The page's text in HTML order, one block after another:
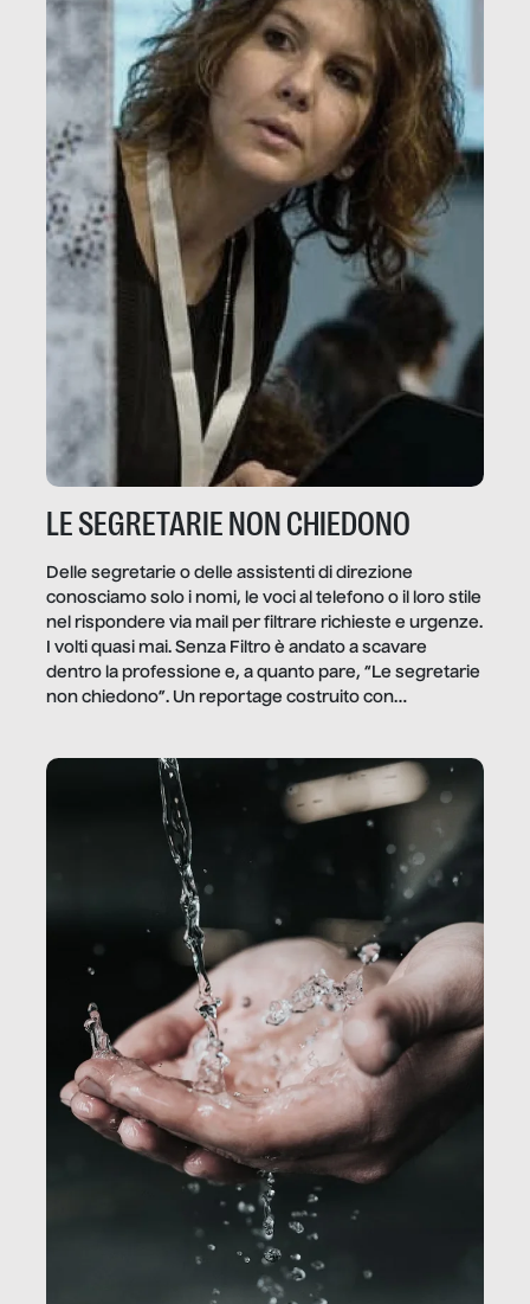
LE SEGRETARIE NON CHIEDONO
Delle segretarie o delle assistenti di direzione
conosciamo solo i nomi, le voci al telefono o il loro stile
nel rispondere via mail per filtrare richieste e urgenze.
I volti quasi mai. Senza Filtro è andato a scavare
dentro la professione e, a quanto pare, “Le segretarie
non chiedono”. Un reportage costruito con